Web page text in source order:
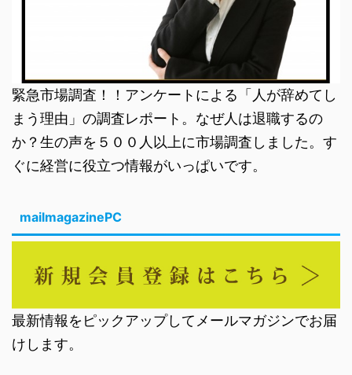
緊急市場調査！！アンケートによる「人が辞めてし
まう理由」の調査レポート。なぜ人は退職するの
か？生の声を５００人以上に市場調査しました。す
ぐに経営に役立つ情報がいっぱいです。
mailmagazinePC
最新情報をピックアップしてメールマガジンでお届
けします。